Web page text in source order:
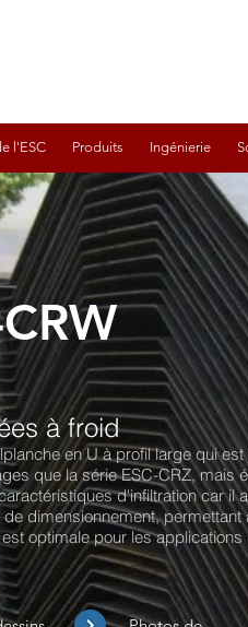
l'ESC Produits Ingénierie
à froid
en U à profil large qui
que la série ESC-CRZ,
d'infiltration car il
dimensionnement,
optimale pour les